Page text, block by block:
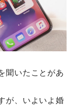
聞いたことがあ
が、いよいよ婚